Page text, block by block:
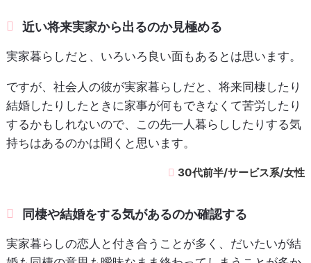
近い将来実家から出るのか見極める
実家暮らしだと、いろいろ良い面もあるとは思います。
ですが、社会人の彼が実家暮らしだと、将来同棲したり
結婚したりしたときに家事が何もできなくて苦労したり
するかもしれないので、この先一人暮らししたりする気
持ちはあるのかは聞くと思います。
30代前半/サービス系/女性
同棲や結婚をする気があるのか確認する
実家暮らしの恋人と付き合うことが多く、だいたいが結